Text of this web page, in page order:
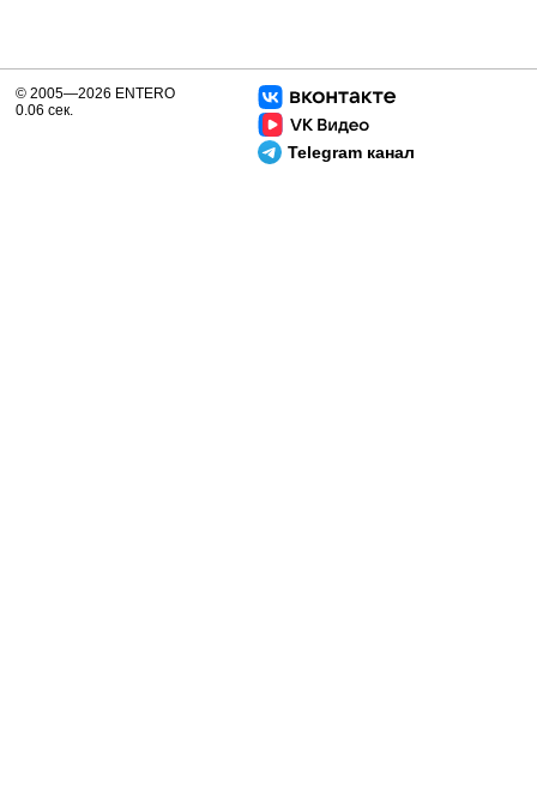
Telegram канал
© 2005—2026 ENTERO
0.06 сек.